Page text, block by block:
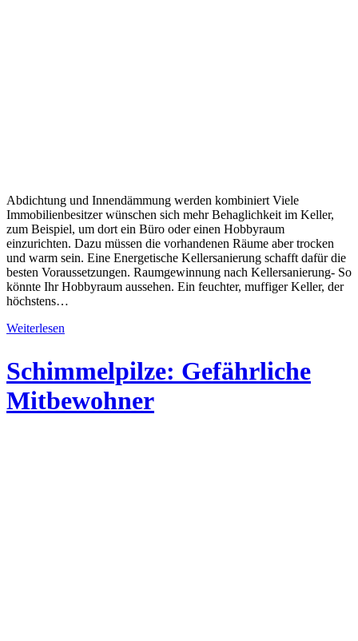
Abdichtung und Innendämmung werden kombiniert Viele
Immobilienbesitzer wünschen sich mehr Behaglichkeit im Keller,
zum Beispiel, um dort ein Büro oder einen Hobbyraum
einzurichten. Dazu müssen die vorhandenen Räume aber trocken
und warm sein. Eine Energetische Kellersanierung schafft dafür die
besten Voraussetzungen. Raumgewinnung nach Kellersanierung- So
könnte Ihr Hobbyraum aussehen. Ein feuchter, muffiger Keller, der
höchstens…
Weiterlesen
Schimmel­pilze: Gefähr­liche
Mit­bewohner